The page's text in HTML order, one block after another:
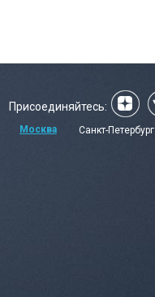
Присоединяйтесь:
Москва Санкт-Петербург